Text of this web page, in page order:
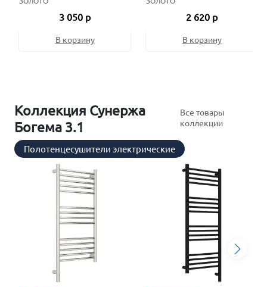
3 050 р
В корзину
2 620 р
В корзину
Коллекция Сунержа
Богема 3.1
Все товары
коллекции
Полотенцесушители электрические